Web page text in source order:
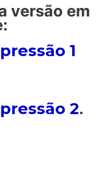
versão em
1
2.